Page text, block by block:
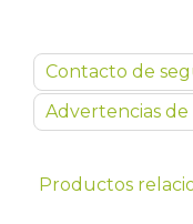
Contacto de
Advertencias de
Productos